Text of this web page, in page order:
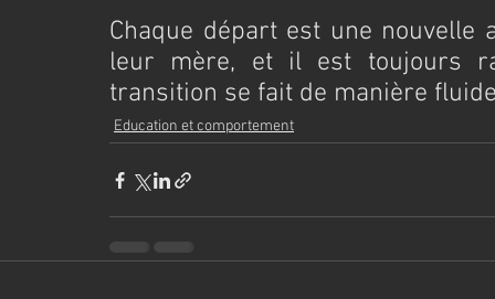
Chaque départ est une
leur mère, et il est toujours
transition se fait de manière
Education et comportement